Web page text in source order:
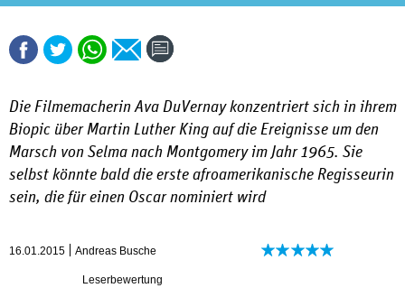
Die Filmemacherin Ava DuVernay konzentriert sich in ihrem
Biopic über Martin Luther King auf die Ereignisse um den
Marsch von Selma nach Montgomery im Jahr 1965. Sie
selbst könnte bald die erste afroamerikanische Regisseurin
sein, die für einen Oscar nominiert wird
16.01.2015 Andreas Busche
Leserbewertung